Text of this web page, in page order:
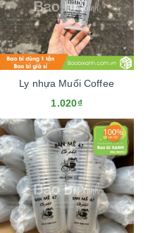
Ly nhựa Muối Coffee
1.020₫